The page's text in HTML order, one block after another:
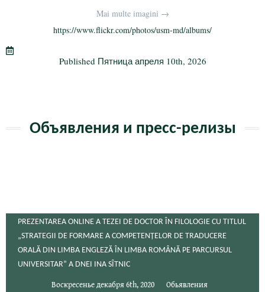
r a
m
ailр
а
и
Mai multe imagini →
https://www.flickr.com/photos/usm-md/albums/
Published Пятница апреля 10th, 2026
Объявления и пресс-релизы
PREZENTAREA ONLINE A TEZEI DE DOCTOR ÎN FILOLOGIE CU TITLUL
„STRATEGII DE FORMARE A COMPETENȚELOR DE TRADUCERE
ORALĂ DIN LIMBA ENGLEZĂ ÎN LIMBA ROMÂNĂ PE PARCURSUL
UNIVERSITAR” A DNEI INA SÎTNIC
Воскресенье декабря 6th, 2020 Обьявления